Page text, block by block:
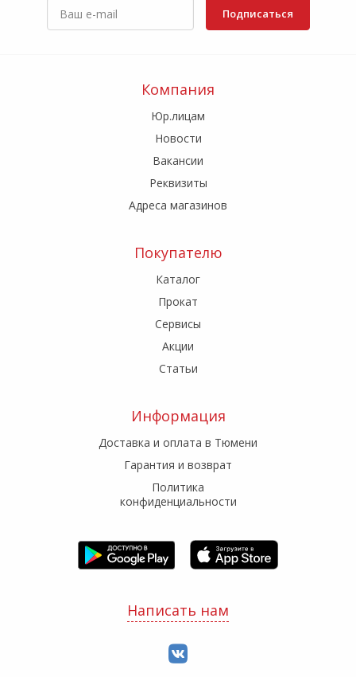
Подписаться
Компания
Юр.лицам
Новости
Вакансии
Реквизиты
Адреса магазинов
Покупателю
Каталог
Прокат
Сервисы
Акции
Статьи
Информация
Доставка и оплата в Тюмени
Гарантия и возврат
Политика
конфиденциальности
Написать нам